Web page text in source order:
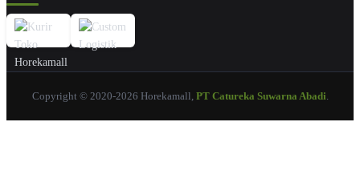
Copyright © 2020-2026 Horekamall, PT Catureka Suwarna Abadi